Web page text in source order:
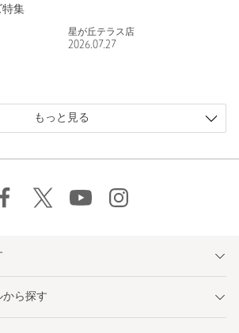
特集
星が丘テラス店
2026.07.27
もっと見る
ら探す